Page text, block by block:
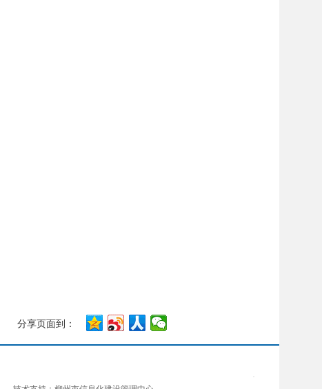
分享页面到：